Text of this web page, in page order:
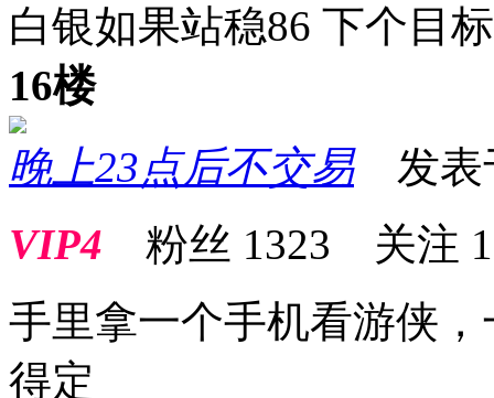
白银如果站稳86 下个目
16楼
晚上23点后不交易发表
VIP4 粉丝 1323 关注
手里拿一个手机看游侠
得定